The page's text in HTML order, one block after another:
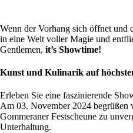
Wenn der Vorhang sich öffnet und
in eine Welt voller Magie und
Gentlemen, it’s Showtime!
Kunst und Kulinarik auf
Erleben Sie eine faszinierende
Am 03. November 2024 begrüßen
Gommeraner Festscheune zu
Unterhaltung.